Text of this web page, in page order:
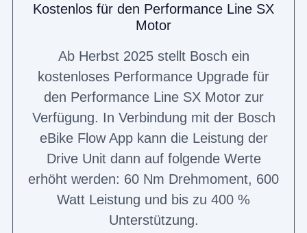
Kostenlos für den Performance Line SX
Motor
Ab Herbst 2025 stellt Bosch ein
kostenloses Performance Upgrade für
den Performance Line SX Motor zur
Verfügung. In Verbindung mit der Bosch
eBike Flow App kann die Leistung der
Drive Unit dann auf folgende Werte
erhöht werden: 60 Nm Drehmoment, 600
Watt Leistung und bis zu 400 %
Unterstützung.